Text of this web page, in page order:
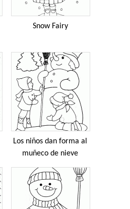
Snow Fairy
Los niños dan forma al
muñeco de nieve